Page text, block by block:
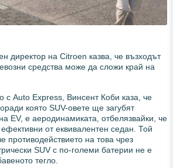
директор на Citroen казва, че възходът
средства може да сложи край на
с Auto Express, Винсент Коби каза, че
която SUV-овете ще загубят
EV, е аеродинамиката, отбелязвайки, че
от еквивалентен седан. Той
противодействието на това чрез
SUV с по-големи батерии не е
тегло.